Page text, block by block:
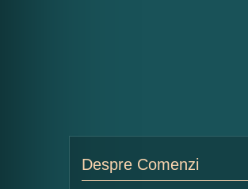
Despre Comenzi